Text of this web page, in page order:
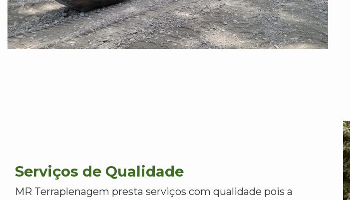
Serviços de Qualidade
MR Terraplenagem presta serviços com qualidade pois a